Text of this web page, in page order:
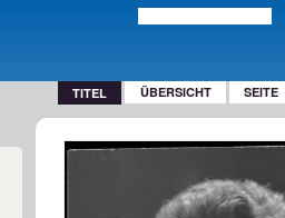
TITEL ÜBERSICHT SEITE